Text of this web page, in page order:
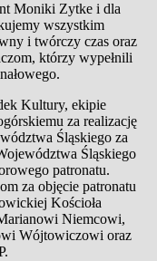
Moniki Zytke i dla
wszystkim
i twórczy czas oraz
którzy wypełnili
Kultury, ekipie
za realizację
Śląskiego za
Śląskiego
patronatu.
za objęcie patronatu
Kościoła
Niemcowi,
Wójtowiczowi oraz